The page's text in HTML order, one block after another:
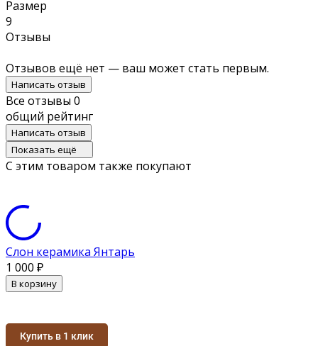
Размер
9
Отзывы
Отзывов ещё нет — ваш может стать первым.
Написать отзыв
Все отзывы 0
общий рейтинг
Написать отзыв
Показать ещё
С этим товаром также покупают
Слон керамика Янтарь
1 000 ₽
В корзину
Купить в 1 клик